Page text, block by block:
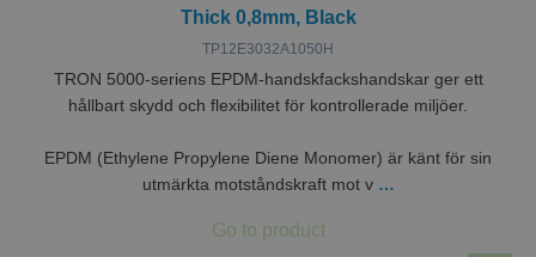
Thick 0,8mm, Black
TP12E3032A1050H
TRON 5000-seriens EPDM-handskfackshandskar ger ett
hållbart skydd och flexibilitet för kontrollerade miljöer.
EPDM (Ethylene Propylene Diene Monomer) är känt för sin
utmärkta motståndskraft mot v …